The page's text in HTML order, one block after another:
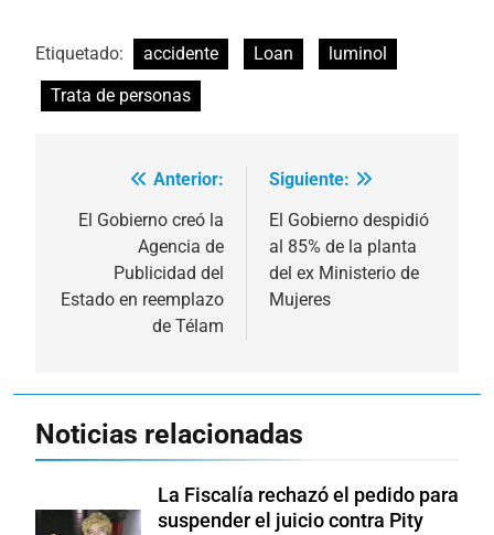
Etiquetado: accidente Loan
luminol
Trata de personas
Navegación
de
entradas
Anterior:
El Gobierno creó la
Agencia de
Publicidad del
Estado en reemplazo
de Télam
Siguiente:
El Gobierno despidió
al 85% de la planta
del ex Ministerio de
Mujeres
Noticias relacionadas
La Fiscalía rechazó el pedido para
suspender el juicio contra Pity